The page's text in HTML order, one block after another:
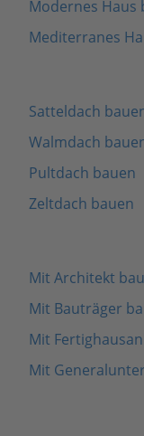
Modernes Haus
Mediterranes
Satteldach
Walmdach
Pultdach bauen
Zeltdach bauen
Mit Architekt
Mit Bauträger
Mit
Mit